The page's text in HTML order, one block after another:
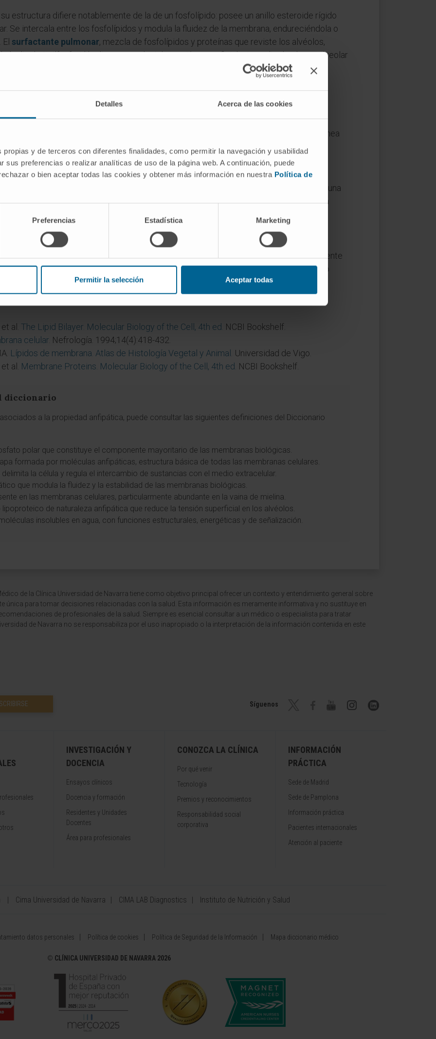
Detalles Acerca de las cookies
propias y de terceros con diferentes finalidades, como permitir la navegación y usabilidad
sus preferencias o realizar analíticas de uso de la página web. A continuación, puede
o bien aceptar todas las cookies y obtener más información en nuestra Política de
Preferencias Estadística Marketing
Permitir la selección Aceptar todas
estructura difiere notablemente de la de un fosfolípido: posee un anillo esteroide rígido
Se intercala entre los fosfolípidos y modula la fluidez de la membrana, endureciéndola o
surfactante pulmonar, mezcla de fosfolípidos y proteínas que reviste los alvéolos,
la dipalmitoilfosfatidilcolina para reducir la tensión superficial e impedir el colapso alveolar
anfipática?
y παθητικός («que experimenta»). Describe moléculas que muestran afinidad simultánea
anfifílica?
emplea φίλος («amigo») en lugar de παθητικός, pero el concepto es el mismo: una
autores prefierenanfifílicaen textos de química yanfipáticaen bioquímica, aunque la
forman membranas?
del agua y exponer sus cabezas polares al medio acuoso, adoptan espontáneamente
lo impulsa el llamado efecto hidrófobo, que es termodinámicamente favorable y no
al. The Lipid Bilayer. Molecular Biology of the Cell, 4th ed. NCBI Bookshelf.
celular . Nefrología. 1994;14(4):418-432.
Lípidos de membrana. Atlas de Histología Vegetal y Animal
. Universidad de Vigo.
al. Membrane Proteins. Molecular Biology of the Cell, 4th ed. NCBI Bookshelf.
diccionario
a la propiedad anfipática, puede consultar las siguientes definiciones del Diccionario
polar que constituye el componente mayoritario de las membranas biológicas.
formada por moléculas anfipáticas, estructura básica de todas las membranas celulares.
delimita la célula y regula el intercambio de sustancias con el medio extracelular.
que modula la fluidez y la estabilidad de las membranas biológicas.
en las membranas celulares, particularmente abundante en la vaina de mielina.
lipoproteico de naturaleza anfipática que reduce la tensión superficial en los alvéolos.
insolubles en agua, con funciones estructurales, energéticas y de señalización.
de la Clínica Universidad de Navarra tiene como objetivo principal ofrecer un contexto y entendimiento general sobre
única para tomar decisiones relacionadas con la salud. Esta información es meramente informativa y no sustituye en
de profesionales de la salud. Siempre es esencial consultar a un médico o especialista para tratar
de Navarra no se responsabiliza por el uso inapropiado o la interpretación de la información contenida en este
Síguenos
INVESTIGACIÓN Y
DOCENCIA
Ensayos clínicos
Docencia y formación
Residentes y Unidades
Docentes
Área para profesionales
CONOZCA LA CLÍNICA
Por qué venir
Tecnología
Premios y reconocimientos
Responsabilidad social
corporativa
INFORMACIÓN
PRÁCTICA
Sede de Madrid
Sede de Pamplona
Información práctica
Pacientes internacionales
Atención al paciente
Cima Universidad de Navarra CIMA LAB Diagnostics Instituto de Nutrición y Salud
datos personales Política de cookies Política de Seguridad de la Información Mapa diccionario médico
© CLÍNICA UNIVERSIDAD DE NAVARRA 2026